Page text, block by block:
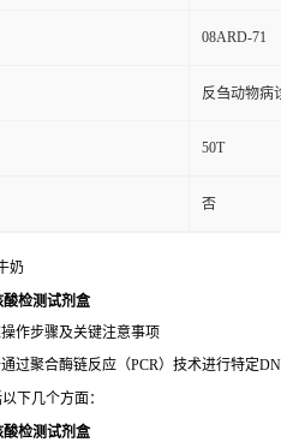
08ARD-71
反刍动物病
50T
否
奶
检测试剂盒
作步骤及关键注意事项
过聚合酶链反应（PCR）技术进行特定
下几个方面：
检测试剂盒